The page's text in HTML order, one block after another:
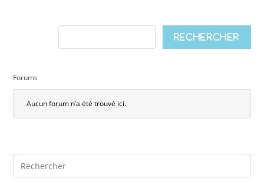
Forums
Aucun forum n’a été trouvé ici.